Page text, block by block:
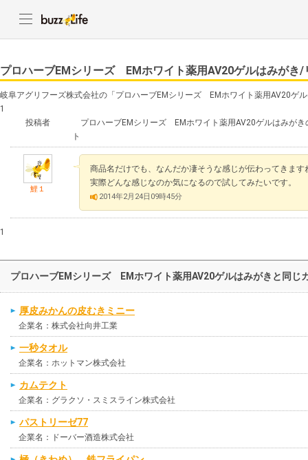
プロハーブEMシリーズ EMホワイト薬用AV20ゲルはみがき/
岐阜アグリフーズ株式会社の「プロハーブEMシリーズ EMホワイト薬用AV20ゲ
1
投稿者
プロハーブEMシリーズ EMホワイト薬用AV20ゲルはみが
ト
鯉１
商品名だけでも、なんだか凄そうな感じが伝わってきます
実際どんな感じなのか気になるので試してみたいです。
2014年2月24日09時45分
1
プロハーブEMシリーズ EMホワイト薬用AV20ゲルはみがきと同じ
厚皮みかんの皮むきミニー
企業名：株式会社向井工業
一秒タオル
企業名：ホットマン株式会社
カムテクト
企業名：グラクソ・スミスライン株式会社
パストリーゼ77
企業名：ドーバー酒造株式会社